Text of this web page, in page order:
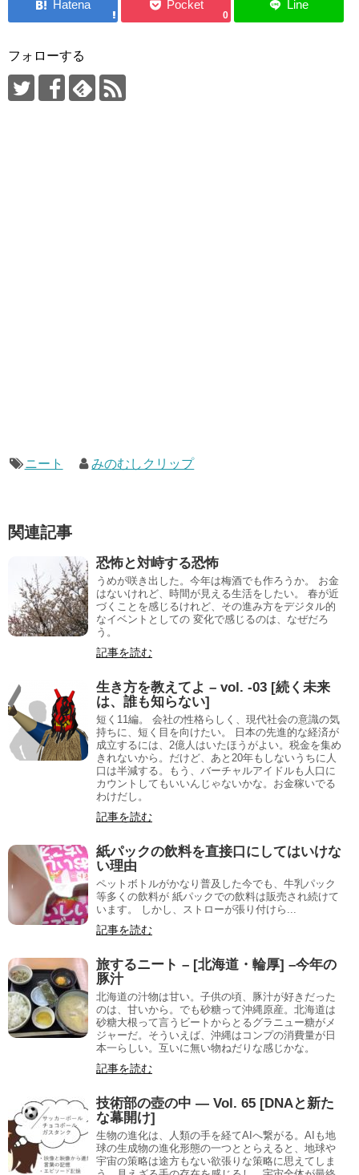
0
フォローする
ニート みのむしクリップ
関連記事
恐怖と対峙する恐怖
うめが咲き出した。今年は梅酒でも作ろうか。 お金
はないけれど、時間が見える生活をしたい。 春が近
づくことを感じるけれど、その進み方をデジタル的
なイベントとしての 変化で感じるのは、なぜだろ
う。
記事を読む
生き方を教えてよ – vol. -03 [続く未来
は、誰も知らない]
短く11編。 会社の性格らしく、現代社会の意識の気
持ちに、短く目を向けたい。 日本の先進的な経済が
成立するには、2億人はいたほうがよい。税金を集め
きれないから。だけど、あと20年もしないうちに人
口は半減する。もう、バーチャルアイドルも人口に
カウントしてもいいんじゃないかな。お金稼いでる
わけだし。
記事を読む
紙パックの飲料を直接口にしてはいけな
い理由
ペットボトルがかなり普及した今でも、牛乳パック
等多くの飲料が 紙パックでの飲料は販売され続けて
います。 しかし、ストローが張り付けら...
記事を読む
旅するニート – [北海道・輪厚] –今年の
豚汁
北海道の汁物は甘い。子供の頃、豚汁が好きだった
のは、甘いから。でも砂糖って沖縄原産。北海道は
砂糖大根って言うビートからとるグラニュー糖がメ
ジャーだ。そういえば、沖縄はコンプの消費量が日
本一らしい。互いに無い物ねだりな感じかな。
記事を読む
技術部の壺の中 — Vol. 65 [DNAと新た
な幕開け]
生物の進化は、人類の手を経てAIへ繋がる。AIも地
球の生成物の進化形態の一つととらえると、地球や
宇宙の策略は途方もない欲張りな策略に思えてしま